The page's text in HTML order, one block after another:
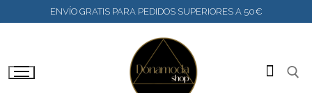
ENVÍO GRATIS PARA PEDIDOS SUPERIORES A 50€